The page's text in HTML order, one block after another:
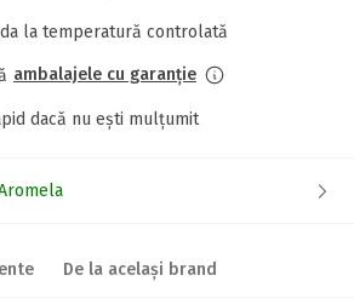
la temperatură controlată
ambalajele cu garanție
dacă nu ești mulțumit
De la același brand